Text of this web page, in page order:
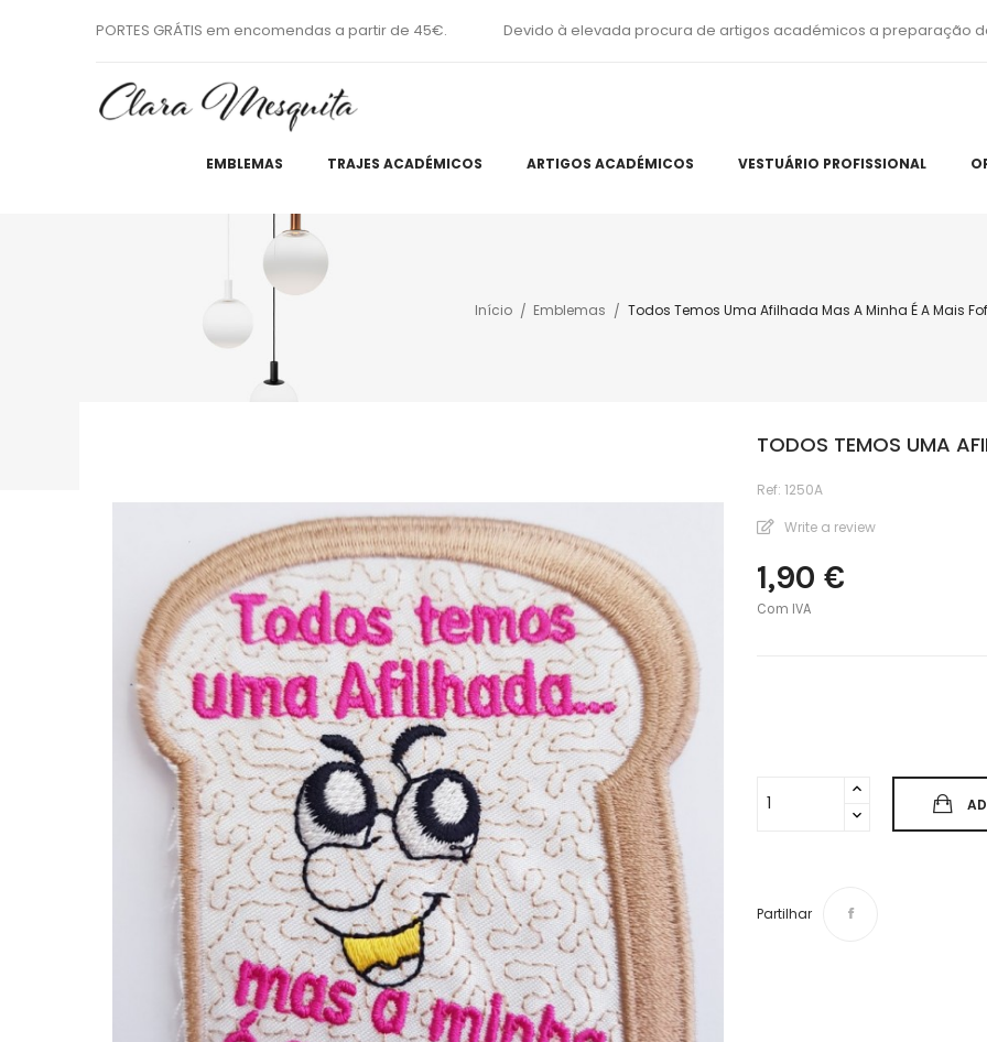
PORTES GRÁTIS em encomendas a partir de 45€. Devido à elevada procura de artigos académicos a preparação
EMBLEMAS TRAJES ACADÉMICOS ARTIGOS ACADÉMICOS VESTUÁRIO PROFISSIONAL
Início Emblemas Todos Temos Uma Afilhada Mas A Minha É A Mais
TODOS TEMOS UMA
Ref: 1250A
Write a review
1,90 €
Com IVA
Partilhar